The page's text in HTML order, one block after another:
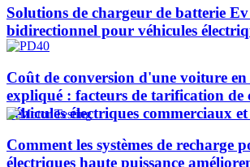
Solutions de chargeur de batterie
bidirectionnel pour véhicules
Coût de conversion d'une voiture en
expliqué : facteurs de tarification de
véhicules électriques commerciaux
Comment les systèmes de recharge
électriques haute puissance